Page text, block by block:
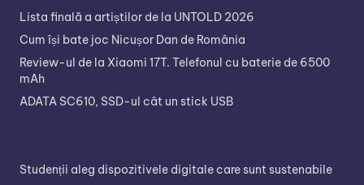
Lista finală a artiștilor de la UNTOLD 2026
Cum își bate joc Nicușor Dan de România
Review-ul de la Xiaomi 17T. Telefonul cu baterie de 6500
mAh
ADATA SC610, SSD-ul cât un stick USB
Studenții aleg dispozitivele digitale care sunt sustenabile